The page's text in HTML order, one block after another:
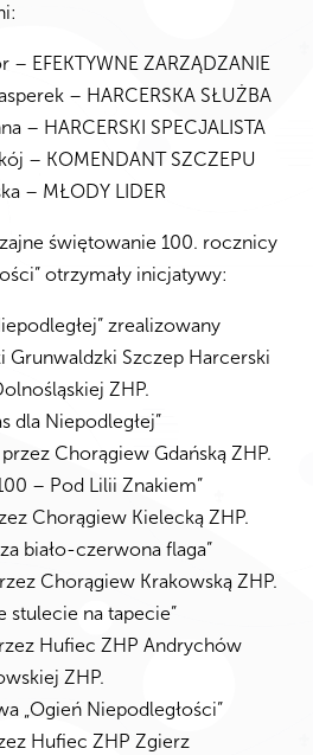
– EFEKTYWNE ZARZĄDZANIE
– HARCERSKA SŁUŻBA
– HARCERSKI SPECJALISTA
– KOMENDANT SZCZEPU
– MŁODY LIDER
świętowanie 100. rocznicy
otrzymały inicjatywy:
zrealizowany
Grunwaldzki Szczep Harcerski
ZHP.
dla Niepodległej”
Chorągiew Gdańską ZHP.
– Pod Lilii Znakiem”
Chorągiew Kielecką ZHP.
biało-czerwona flaga”
Chorągiew Krakowską ZHP.
stulecie na tapecie”
Hufiec ZHP Andrychów
ZHP.
„Ogień Niepodległości”
Hufiec ZHP Zgierz